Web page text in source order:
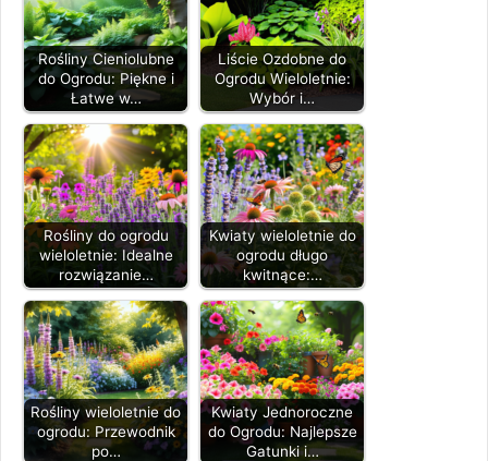
Rośliny Cieniolubne
do Ogrodu: Piękne i
Łatwe w…
Liście Ozdobne do
Ogrodu Wieloletnie:
Wybór i…
Rośliny do ogrodu
wieloletnie: Idealne
rozwiązanie…
Kwiaty wieloletnie do
ogrodu długo
kwitnące:…
Rośliny wieloletnie do
ogrodu: Przewodnik
po…
Kwiaty Jednoroczne
do Ogrodu: Najlepsze
Gatunki i…